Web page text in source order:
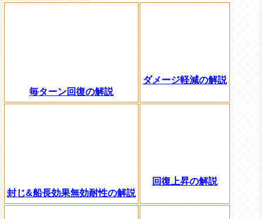
毎ターン回復の解説
ダメージ軽減の解説
封じ&船長効果無効耐性の解説
回復上昇の解説